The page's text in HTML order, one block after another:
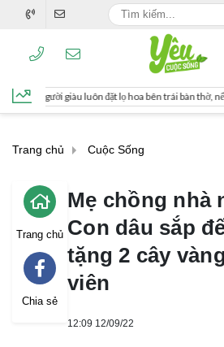
đặt lọ hoa bên trái bàn thờ, nếu đặt bên phải thì sao?
Trang chủ Cuộc Sống
Trang chủ
Chia sẻ
Mẹ chồng nhà
Con dâu sắp
tặng 2 cây
viên
12:09 12/09/22